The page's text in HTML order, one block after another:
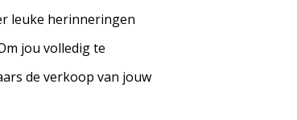
leuke herinneringen
jou volledig te
de verkoop van jouw